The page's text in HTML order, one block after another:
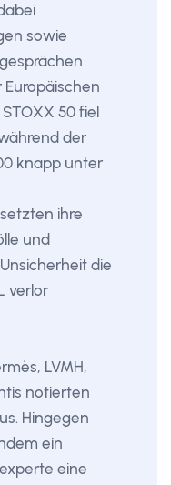
sowie
50 fiel
der
knapp unter
ihre
und
die
verlor
LVMH,
notierten
Hingegen
ein
eine